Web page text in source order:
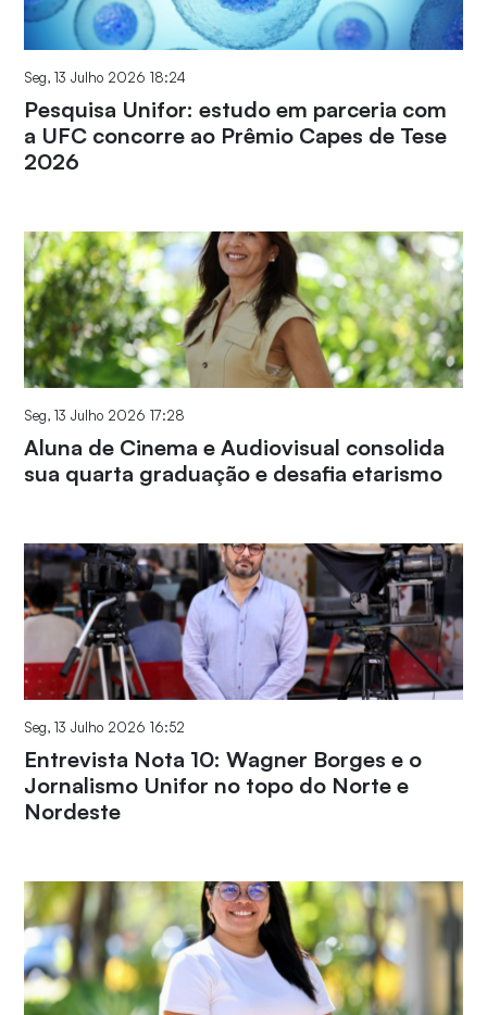
Seg, 13 Julho 2026 18:24
Pesquisa Unifor: estudo em parceria com
a UFC concorre ao Prêmio Capes de Tese
2026
Seg, 13 Julho 2026 17:28
Aluna de Cinema e Audiovisual consolida
sua quarta graduação e desafia etarismo
Seg, 13 Julho 2026 16:52
Entrevista Nota 10: Wagner Borges e o
Jornalismo Unifor no topo do Norte e
Nordeste